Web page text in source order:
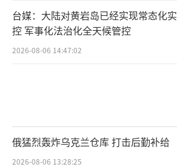
台媒：大陆对黄岩岛已经实现常态化实
控 军事化法治化全天候管控
2026-08-06 14:47:02
俄猛烈轰炸乌克兰仓库 打击后勤补给
2026-08-06 13:28:25